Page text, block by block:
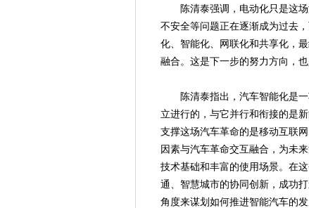
陈清泰强调，电动化只是这场
不安全等问题正在逐渐成为过去
化、智能化、网联化和共享化，
融合。这是下一步的努力方向，也
陈清泰指出，汽车智能化是一
立进行的，与它并行和衔接的是
支撑这场汽车革命的是移动互联
因素与汽车革命交互融合，为未
技术基础和丰富的使用场景。在
通、智慧城市的协同创新，成功
角度来谋划如何推进智能汽车的发